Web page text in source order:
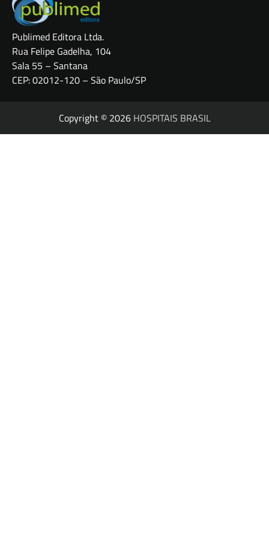
Publimed Editora Ltda.
Rua Felipe Gadelha, 104
Sala 55 – Santana
CEP: 02012-120 – São Paulo/SP
Copyright © 2026 HOSPITAIS BRASIL